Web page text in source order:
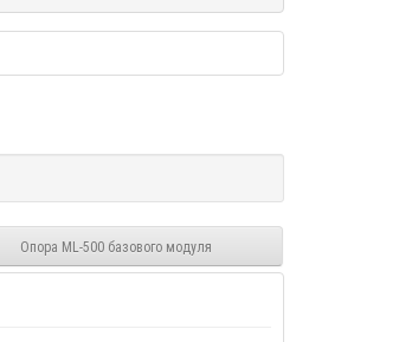
Опора ML-500 базового модуля